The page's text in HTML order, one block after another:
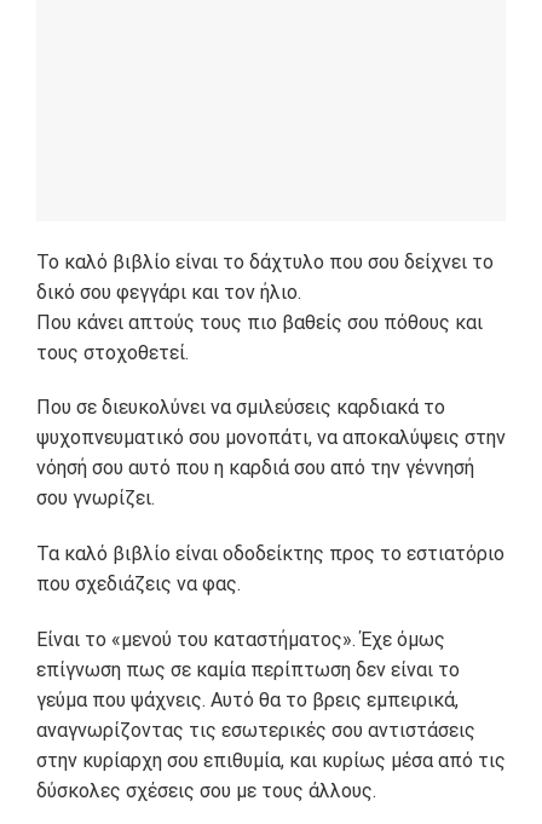
Το καλό βιβλίο είναι το δάχτυλο που σου δείχνει το
δικό σου φεγγάρι και τον ήλιο.
Που κάνει απτούς τους πιο βαθείς σου πόθους και
τους στοχοθετεί.
Που σε διευκολύνει να σμιλεύσεις καρδιακά το
ψυχοπνευματικό σου μονοπάτι, να αποκαλύψεις στην
νόησή σου αυτό που η καρδιά σου από την γέννησή
σου γνωρίζει.
Τα καλό βιβλίο είναι οδοδείκτης προς το εστιατόριο
που σχεδιάζεις να φας.
Είναι το «μενού του καταστήματος». Έχε όμως
επίγνωση πως σε καμία περίπτωση δεν είναι το
γεύμα που ψάχνεις. Αυτό θα το βρεις εμπειρικά,
αναγνωρίζοντας τις εσωτερικές σου αντιστάσεις
στην κυρίαρχη σου επιθυμία, και κυρίως μέσα από τις
δύσκολες σχέσεις σου με τους άλλους.